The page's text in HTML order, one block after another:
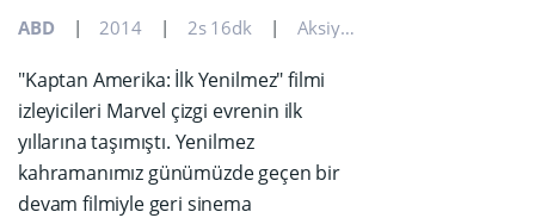
ABD 2014 2s 16dk Aksiyon
"Kaptan Amerika: İlk Yenilmez" filmi
izleyicileri Marvel çizgi evrenin ilk
yıllarına taşımıştı. Yenilmez
kahramanımız günümüzde geçen bir
devam filmiyle geri sinema